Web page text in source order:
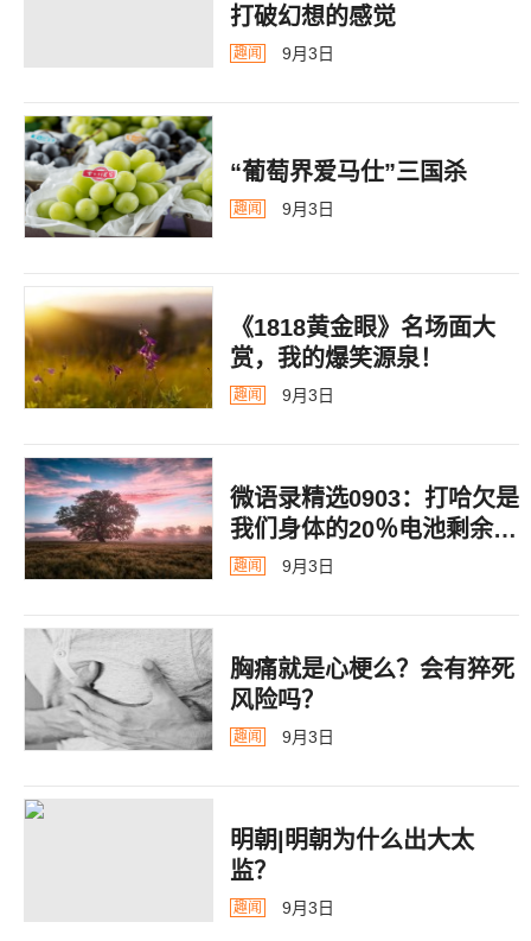
打破幻想的感觉
趣闻 9月3日
“葡萄界爱马仕”三国杀
趣闻 9月3日
《1818黄金眼》名场面大
赏，我的爆笑源泉！
趣闻 9月3日
微语录精选0903：打哈欠是
我们身体的20％电池剩余警
告
趣闻 9月3日
胸痛就是心梗么？会有猝死
风险吗？
趣闻 9月3日
明朝|明朝为什么出大太
监？ ​​​
趣闻 9月3日